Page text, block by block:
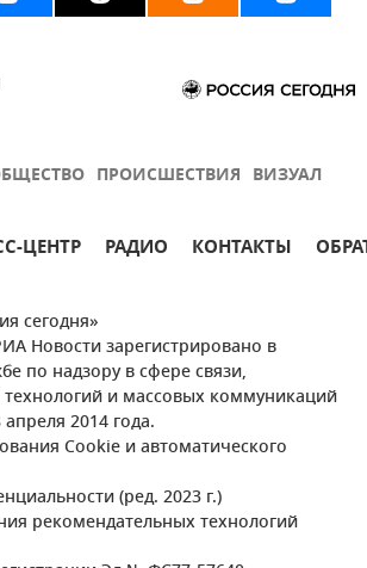
ПРОИСШЕСТВИЯ ВИЗУАЛ
ЦЕНТР РАДИО КОНТАКТЫ
сегодня»
Новости зарегистрировано в
по надзору в сфере связи,
и массовых коммуникаций
2014 года.
Cookie и автоматического
(ред. 2023 г.)
рекомендательных технологий